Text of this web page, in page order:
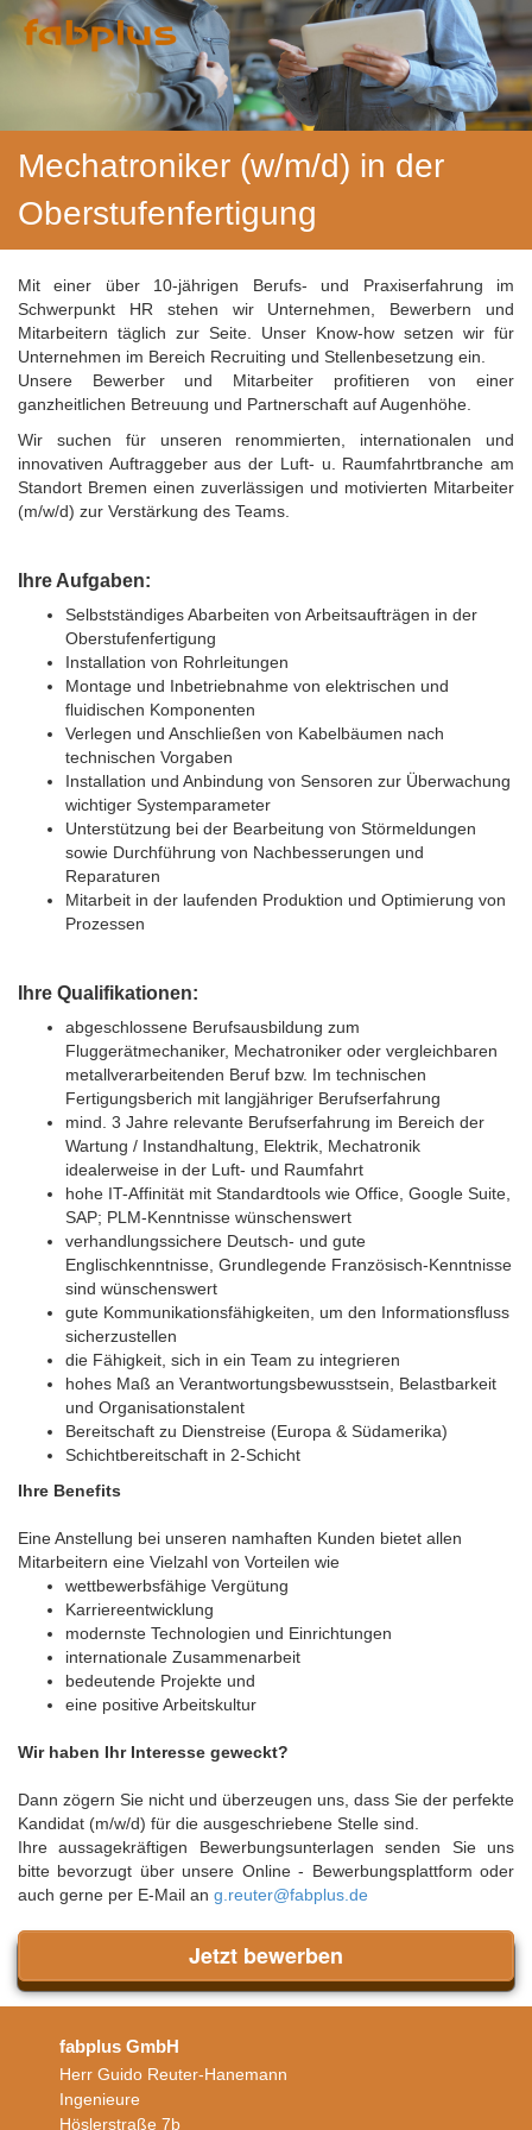
Mechatroniker (w/m/d) in der
Oberstufenfertigung
Mit einer über 10-jährigen Berufs- und Praxiserfahrung im
Schwerpunkt HR stehen wir Unternehmen, Bewerbern und
Mitarbeitern täglich zur Seite. Unser Know-how setzen wir für
Unternehmen im Bereich Recruiting und Stellenbesetzung ein.
Unsere Bewerber und Mitarbeiter profitieren von einer
ganzheitlichen Betreuung und Partnerschaft auf Augenhöhe.
Wir suchen für unseren renommierten, internationalen und
innovativen Auftraggeber aus der Luft- u. Raumfahrtbranche am
Standort Bremen einen zuverlässigen und motivierten Mitarbeiter
(m/w/d) zur Verstärkung des Teams.
Ihre Aufgaben:
Selbstständiges Abarbeiten von Arbeitsaufträgen in der
Oberstufenfertigung
Installation von Rohrleitungen
Montage und Inbetriebnahme von elektrischen und
fluidischen Komponenten
Verlegen und Anschließen von Kabelbäumen nach
technischen Vorgaben
Installation und Anbindung von Sensoren zur Überwachung
wichtiger Systemparameter
Unterstützung bei der Bearbeitung von Störmeldungen
sowie Durchführung von Nachbesserungen und
Reparaturen
Mitarbeit in der laufenden Produktion und Optimierung von
Prozessen
Ihre Qualifikationen:
abgeschlossene Berufsausbildung zum
Fluggerätmechaniker, Mechatroniker oder vergleichbaren
metallverarbeitenden Beruf bzw. Im technischen
Fertigungsberich mit langjähriger Berufserfahrung
mind. 3 Jahre relevante Berufserfahrung im Bereich der
Wartung / Instandhaltung, Elektrik, Mechatronik
idealerweise in der Luft- und Raumfahrt
hohe IT-Affinität mit Standardtools wie Office, Google Suite,
SAP; PLM-Kenntnisse wünschenswert
verhandlungssichere Deutsch- und gute
Englischkenntnisse, Grundlegende Französisch-Kenntnisse
sind wünschenswert
gute Kommunikationsfähigkeiten, um den Informationsfluss
sicherzustellen
die Fähigkeit, sich in ein Team zu integrieren
hohes Maß an Verantwortungsbewusstsein, Belastbarkeit
und Organisationstalent
Bereitschaft zu Dienstreise (Europa & Südamerika)
Schichtbereitschaft in 2-Schicht
Ihre Benefits
Eine Anstellung bei unseren namhaften Kunden bietet allen
Mitarbeitern eine Vielzahl von Vorteilen wie
wettbewerbsfähige Vergütung
Karriereentwicklung
modernste Technologien und Einrichtungen
internationale Zusammenarbeit
bedeutende Projekte und
eine positive Arbeitskultur
Wir haben Ihr Interesse geweckt?
Dann zögern Sie nicht und überzeugen uns, dass Sie der perfekte
Kandidat (m/w/d) für die ausgeschriebene Stelle sind.
Ihre aussagekräftigen Bewerbungsunterlagen senden Sie uns
bitte bevorzugt über unsere Online - Bewerbungsplattform oder
auch gerne per E-Mail an g.reuter@fabplus.de
Jetzt bewerben
fabplus GmbH
Herr Guido Reuter-Hanemann
Ingenieure
Höslerstraße 7b